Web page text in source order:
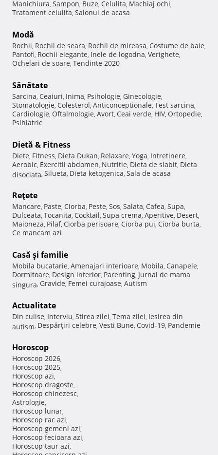
Manichiura, Sampon, Buze, Celulita, Machiaj ochi,
Tratament celulita, Salonul de acasa
Modă
Rochii, Rochii de seara, Rochii de mireasa, Costume de baie,
Pantofi, Rochii elegante, Inele de logodna, Verighete,
Ochelari de soare, Tendinte 2020
Sănătate
Sarcina, Ceaiuri, Inima, Psihologie, Ginecologie,
Stomatologie, Colesterol, Anticonceptionale, Test sarcina,
Cardiologie, Oftalmologie, Avort, Ceai verde, HIV, Ortopedie,
Psihiatrie
Dietă & Fitness
Diete, Fitness, Dieta Dukan, Relaxare, Yoga, Intretinere,
Aerobic, Exercitii abdomen, Nutritie, Dieta de slabit, Dieta
disociata, Silueta, Dieta ketogenica, Sala de acasa
Reţete
Mancare, Paste, Ciorba, Peste, Sos, Salata, Cafea, Supa,
Dulceata, Tocanita, Cocktail, Supa crema, Aperitive, Desert,
Maioneza, Pilaf, Ciorba perisoare, Ciorba pui, Ciorba burta,
Ce mancam azi
Casă şi familie
Mobila bucatarie, Amenajari interioare, Mobila, Canapele,
Dormitoare, Design interior, Parenting, Jurnal de mama
singura, Gravide, Femei curajoase, Autism
Actualitate
Din culise, Interviu, Stirea zilei, Tema zilei, Iesirea din
autism, Despărţiri celebre, Vesti Bune, Covid-19, Pandemie
Horoscop
Horoscop 2026,
Horoscop 2025,
Horoscop azi,
Horoscop dragoste,
Horoscop chinezesc,
Astrologie,
Horoscop lunar,
Horoscop rac azi,
Horoscop gemeni azi,
Horoscop fecioara azi,
Horoscop taur azi,